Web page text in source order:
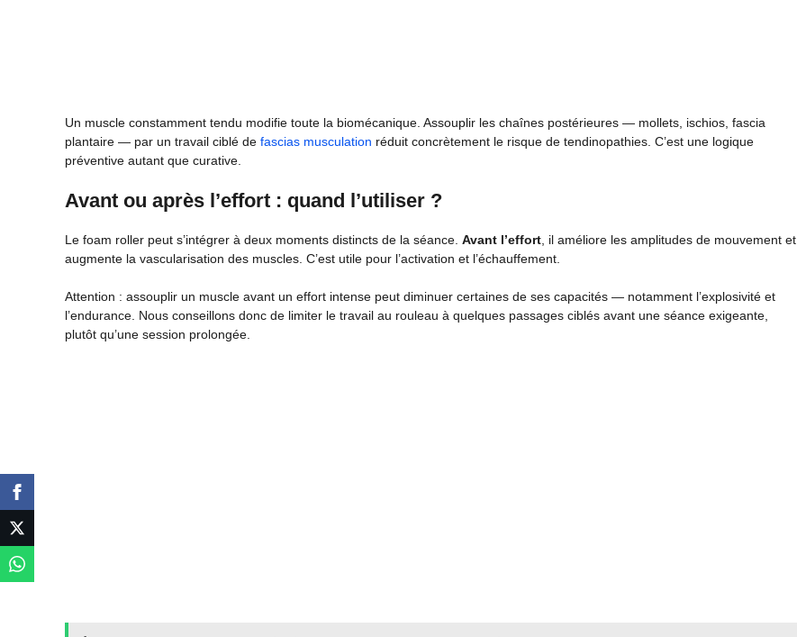
Un muscle constamment tendu modifie toute la biomécanique. Assouplir les chaînes postérieures — mollets, ischios, fascia
plantaire — par un travail ciblé de fascias musculation réduit concrètement le risque de tendinopathies. C’est une logique
préventive autant que curative.
Avant ou après l’effort : quand l’utiliser ?
Le foam roller peut s’intégrer à deux moments distincts de la séance. Avant l’effort, il améliore les amplitudes de mouvement et
augmente la vascularisation des muscles. C’est utile pour l’activation et l’échauffement.
Attention : assouplir un muscle avant un effort intense peut diminuer certaines de ses capacités — notamment l’explosivité et
l’endurance. Nous conseillons donc de limiter le travail au rouleau à quelques passages ciblés avant une séance exigeante,
plutôt qu’une session prolongée.